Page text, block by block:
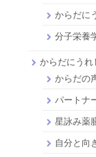
からだに
分子栄養
からだにうれ
からだの
パートナ
星詠み薬
自分と向